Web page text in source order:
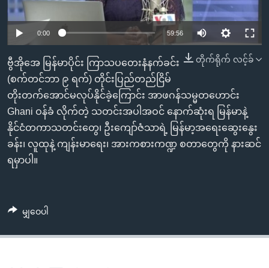
စာမျက်နှာ
သို့
ကြည့်
ရန်
ရှာဖွေ
ရန်
နေရာ
သို့
ကျော်
ဗွီအိုအေ လူမှုကွန်ယက်များ
ဘာသာစကားများ
0:00 59:56
တိုက်ရိုက် လင့်ခ်
ဗွီအိုအေ မြန်မာပိုင်း ကြာသပတေးနံနက်ခင်း
(စက်တင်ဘာ ၉ ရက်) တိုင်းပြည်တည်ငြိမ်
တိုးတက်အောင်မလုပ်နိုင်ခဲ့ကြောင်း အာဖဂန်သမ္မတဟောင်း
Ghani ဝန်ခံ လိုက်တဲ့ သတင်းအပါအဝင် နောက်ဆုံးရ မြန်မာနဲ့
နိုင်ငံတကာသတင်းတွေ၊ ဦးကျော်ဇံသာရဲ့ မြန်မာ့အရေးဆွေးနွေး
ခန်း၊ လူထုနဲ့ ကျန်းမာရေး၊ အားကစားကဏ္ဍ စတာတွေကို နားဆင်
ရမှာပါ။
မျှဝေပါ